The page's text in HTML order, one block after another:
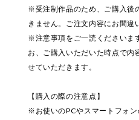
※受注制作品のため、ご購入後
きません。ご注文内容にお間違
※注意事項をご一読くださいま
お、ご購入いただいた時点で内
せていただきます。
【購入の際の注意点】
※お使いのPCやスマートフォ